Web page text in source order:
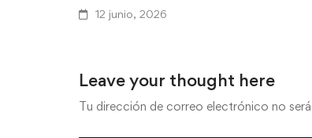
12 junio, 2026
Leave your thought here
Tu dirección de correo electrónico no